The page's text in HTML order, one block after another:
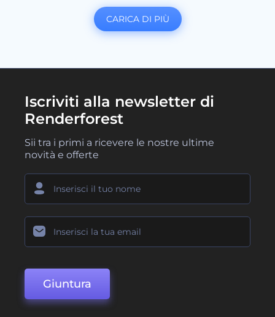
CARICA DI PIÙ
Iscriviti alla newsletter di
Renderforest
Sii tra i primi a ricevere le nostre ultime
novità e offerte
Giuntura